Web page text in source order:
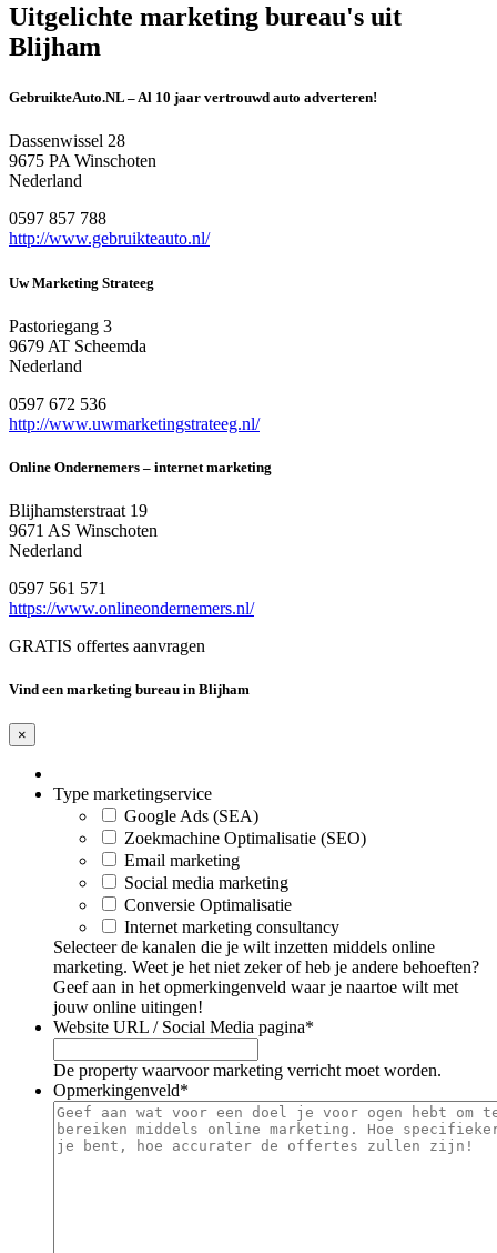
Uitgelichte marketing bureau's uit
Blijham
GebruikteAuto.NL – Al 10 jaar vertrouwd auto adverteren!
Dassenwissel 28
9675 PA Winschoten
Nederland
0597 857 788
http://www.gebruikteauto.nl/
Uw Marketing Strateeg
Pastoriegang 3
9679 AT Scheemda
Nederland
0597 672 536
http://www.uwmarketingstrateeg.nl/
Online Ondernemers – internet marketing
Blijhamsterstraat 19
9671 AS Winschoten
Nederland
0597 561 571
https://www.onlineondernemers.nl/
GRATIS offertes aanvragen
Vind een marketing bureau in Blijham
×
Type marketingservice
Google Ads (SEA)
Zoekmachine Optimalisatie (SEO)
Email marketing
Social media marketing
Conversie Optimalisatie
Internet marketing consultancy
Selecteer de kanalen die je wilt inzetten middels online
marketing. Weet je het niet zeker of heb je andere behoeften?
Geef aan in het opmerkingenveld waar je naartoe wilt met
jouw online uitingen!
Website URL / Social Media pagina*
De property waarvoor marketing verricht moet worden.
Opmerkingenveld*